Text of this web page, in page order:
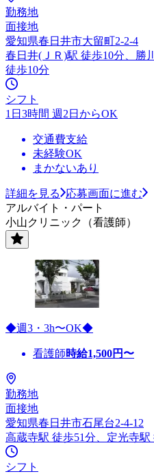
勤務地
面接地
愛知県春日井市大留町2-2-4
春日井(ＪＲ)駅 徒歩10分、勝
徒歩10分
シフト
1日3時間 週2日からOK
交通費支給
未経験OK
まかないあり
詳細を見る
応募画面に進む
アルバイト・パート
小山クリニック（看護師）
◆週3・3h〜OK◆
看護師時給1,500円〜
勤務地
面接地
愛知県春日井市石尾台2-4-12
高蔵寺駅 徒歩51分、定光寺駅
シフト